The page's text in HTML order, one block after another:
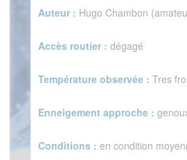
Auteur : Hugo Chambon
Accès routier : dégagé
Température observée : Tres
Enneigement approche :
Conditions : en condition